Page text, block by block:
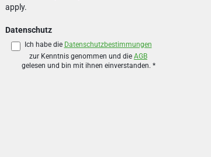
apply.
Datenschutz
Ich habe die Datenschutzbestimmungen
zur Kenntnis genommen und die AGB
gelesen und bin mit ihnen einverstanden. *